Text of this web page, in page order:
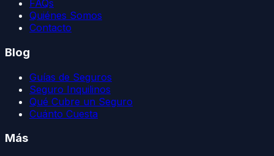
FAQs
Quiénes Somos
Contacto
Blog
Guías de Seguros
Seguro Inquilinos
Qué Cubre un Seguro
Cuánto Cuesta
Más